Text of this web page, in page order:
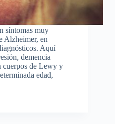
síntomas muy
Alzheimer, en
Aquí
demencia
cuerpos de Lewy y
edad,